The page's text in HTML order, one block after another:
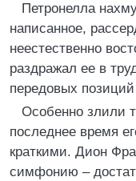
Петронелла
написанное,
неестественно
раздражал ее в
передовых
Особенно злили
последнее время
краткими. Дион
симфонию –